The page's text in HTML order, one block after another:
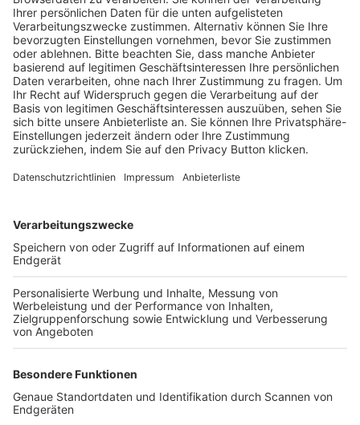
Trainerausbildung
Schulungsangebot Vereinsmitarbeiter
BFV-Geschäftsstellen
Trainerbörse
Login SpielPlus
FOLGE DEM BFV
TOP-VEREINE
TOP-PARTNER